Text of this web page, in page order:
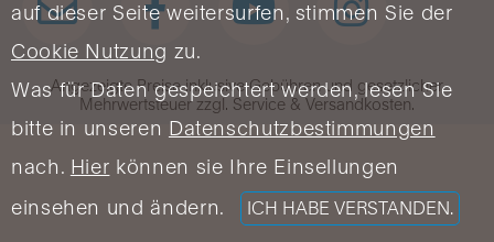
auf dieser Seite weitersurfen, stimmen Sie der
Cookie Nutzung zu.
Was für Daten gespeichtert werden, lesen Sie
bitte in unseren Datenschutzbestimmungen
nach. Hier können sie Ihre Einsellungen
einsehen und ändern.
ICH HABE VERSTANDEN.
Angezeigte Preise inklusive Gebühren und gesetzlicher
Mehrwertsteuer zzgl. Service & Versandkosten.